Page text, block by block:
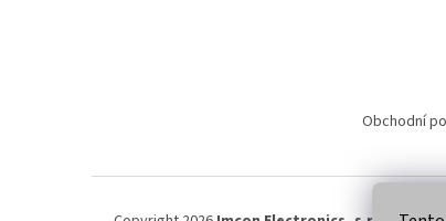
Obchodní